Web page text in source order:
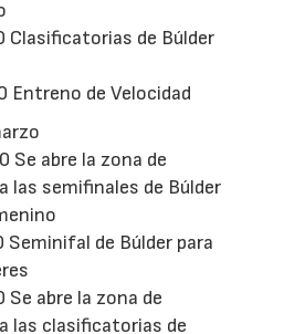
Clasificatorias de Búlder
Entreno de Velocidad
Se abre la zona de
las semifinales de Búlder
de Búlder para
abre la zona de
las clasificatorias de